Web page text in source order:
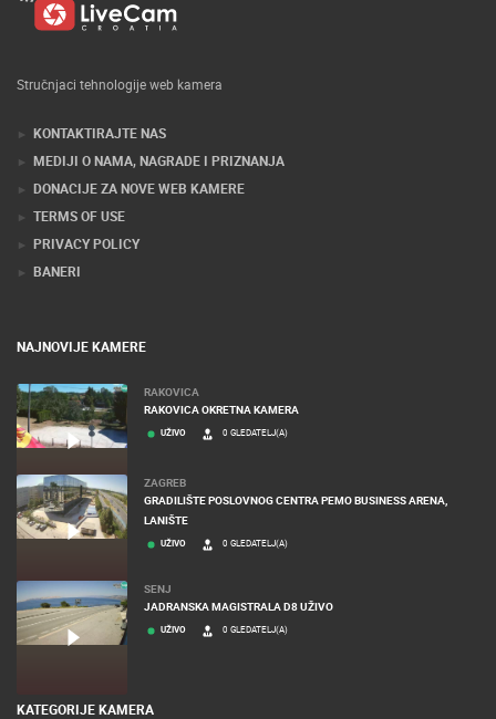
Stručnjaci tehnologije web kamera
KONTAKTIRAJTE NAS
MEDIJI O NAMA, NAGRADE I PRIZNANJA
DONACIJE ZA NOVE WEB KAMERE
TERMS OF USE
PRIVACY POLICY
BANERI
NAJNOVIJE KAMERE
RAKOVICA
RAKOVICA OKRETNA KAMERA
UŽIVO 0 GLEDATELJ(A)
ZAGREB
GRADILIŠTE POSLOVNOG CENTRA PEMO BUSINESS ARENA,
LANIŠTE
UŽIVO 0 GLEDATELJ(A)
SENJ
JADRANSKA MAGISTRALA D8 UŽIVO
UŽIVO 0 GLEDATELJ(A)
KATEGORIJE KAMERA